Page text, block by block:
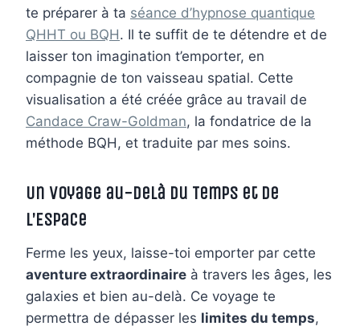
te préparer à ta séance d’hypnose quantique
QHHT ou BQH. Il te suffit de te détendre et de
laisser ton imagination t’emporter, en
compagnie de ton vaisseau spatial. Cette
visualisation a été créée grâce au travail de
Candace Craw-Goldman, la fondatrice de la
méthode BQH, et traduite par mes soins.
Un Voyage au-delà du Temps et de
l’Espace
Ferme les yeux, laisse-toi emporter par cette
aventure extraordinaire à travers les âges, les
galaxies et bien au-delà. Ce voyage te
permettra de dépasser les limites du temps,